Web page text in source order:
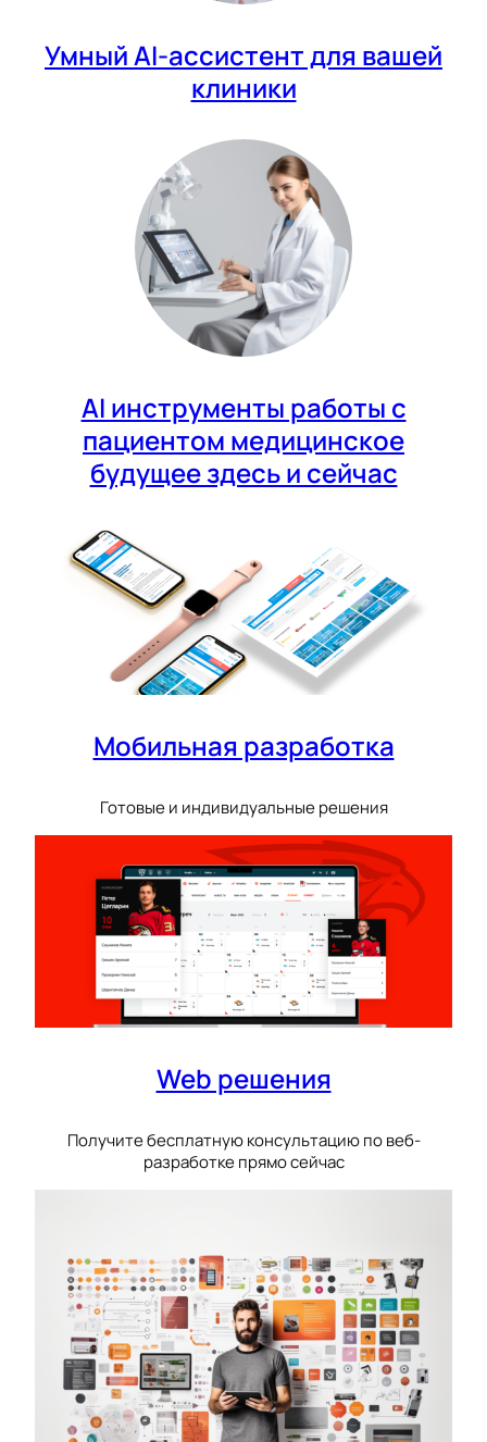
Умный AI-ассистент для вашей
клиники
AI инструменты работы с
пациентом медицинское
будущее здесь и сейчас
Мобильная разработка
Готовые и индивидуальные решения
Web решения
Получите бесплатную консультацию по веб-
разработке прямо сейчас